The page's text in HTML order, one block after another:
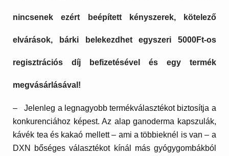
nincsenek ezért beépített kényszerek, kötelező
elvárások, bárki belekezdhet egyszeri 5000Ft-os
regisztrációs díj befizetésével és egy termék
megvásárlásával!
–
Jelenleg a legnagyobb termékválasztékot biztosítja a
konkurenciához képest. Az alap ganoderma kapszulák,
kávék tea és kakaó mellett – ami a többieknél is van – a
DXN bőséges választékot kínál más gyógygombákból